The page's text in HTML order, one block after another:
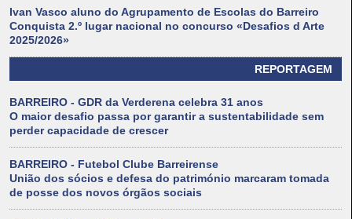
Ivan Vasco aluno do Agrupamento de Escolas do Barreiro
Conquista 2.º lugar nacional no concurso «Desafios d Arte
2025/2026»
REPORTAGEM
BARREIRO - GDR da Verderena celebra 31 anos
O maior desafio passa por garantir a sustentabilidade sem
perder capacidade de crescer
BARREIRO - Futebol Clube Barreirense
União dos sócios e defesa do património marcaram tomada
de posse dos novos órgãos sociais